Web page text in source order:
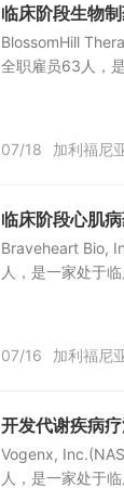
临床阶段生物
BlossomHill
全职雇员63人，
07/18 加利福尼
临床阶段心肌
Braveheart Bio,
人，是一家处于
07/16 加利福尼
开发代谢疾病
Vogenx,
人，是一家处于